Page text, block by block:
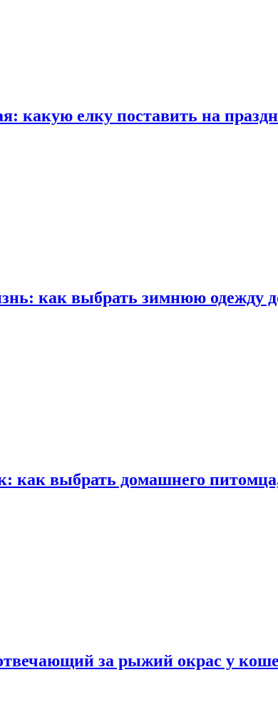
какую елку поставить на
как выбрать зимнюю одежду
как выбрать домашнего
за рыжий окрас у